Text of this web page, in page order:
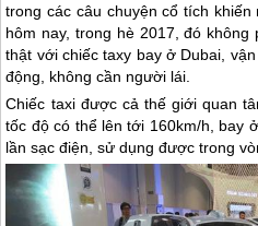
trong các câu chuyện cổ tích
hôm nay, trong hè 2017, đó
thật với chiếc taxy bay ở Dubai,
động, không cần người lái.
Chiếc taxi được cả thế giới quan
tốc độ có thể lên tới 160km/h, bay
lần sạc điện, sử dụng được trong